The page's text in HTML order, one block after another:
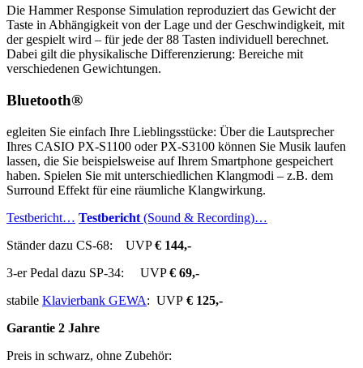
Die Hammer Response Simulation reproduziert das Gewicht der
Taste in Abhängigkeit von der Lage und der Geschwindigkeit, mit
der gespielt wird – für jede der 88 Tasten individuell berechnet.
Dabei gilt die physikalische Differenzierung: Bereiche mit
verschiedenen Gewichtungen.
Bluetooth®
egleiten Sie einfach Ihre Lieblingsstücke: Über die Lautsprecher
Ihres CASIO PX-S1100 oder PX-S3100 können Sie Musik laufen
lassen, die Sie beispielsweise auf Ihrem Smartphone gespeichert
haben. Spielen Sie mit unterschiedlichen Klangmodi – z.B. dem
Surround Effekt für eine räumliche Klangwirkung.
Testbericht… Testbericht (Sound & Recording)…
Ständer dazu CS-68: UVP€ 144,-
3-er Pedal dazu SP-34: UVP€ 69,-
stabile Klavierbank GEWA: UVP € 125,-
Garantie 2 Jahre
Preis in schwarz, ohne Zubehör: